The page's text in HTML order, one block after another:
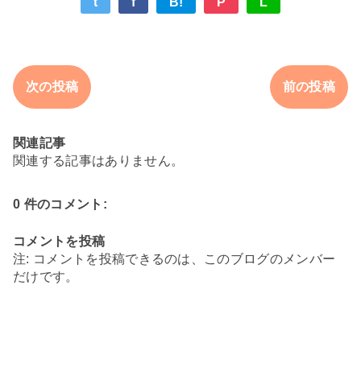
次の投稿 前の投稿
関連記事
関連する記事はありません。
0 件のコメント:
コメントを投稿
注: コメントを投稿できるのは、このブログのメンバー
だけです。